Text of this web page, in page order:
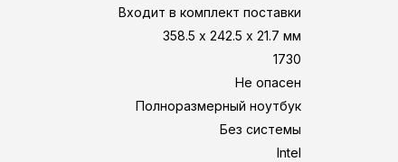
Входит в комплект поставки
358.5 х 242.5 х 21.7 мм
1730
Не опасен
Полноразмерный ноутбук
Без системы
Intel